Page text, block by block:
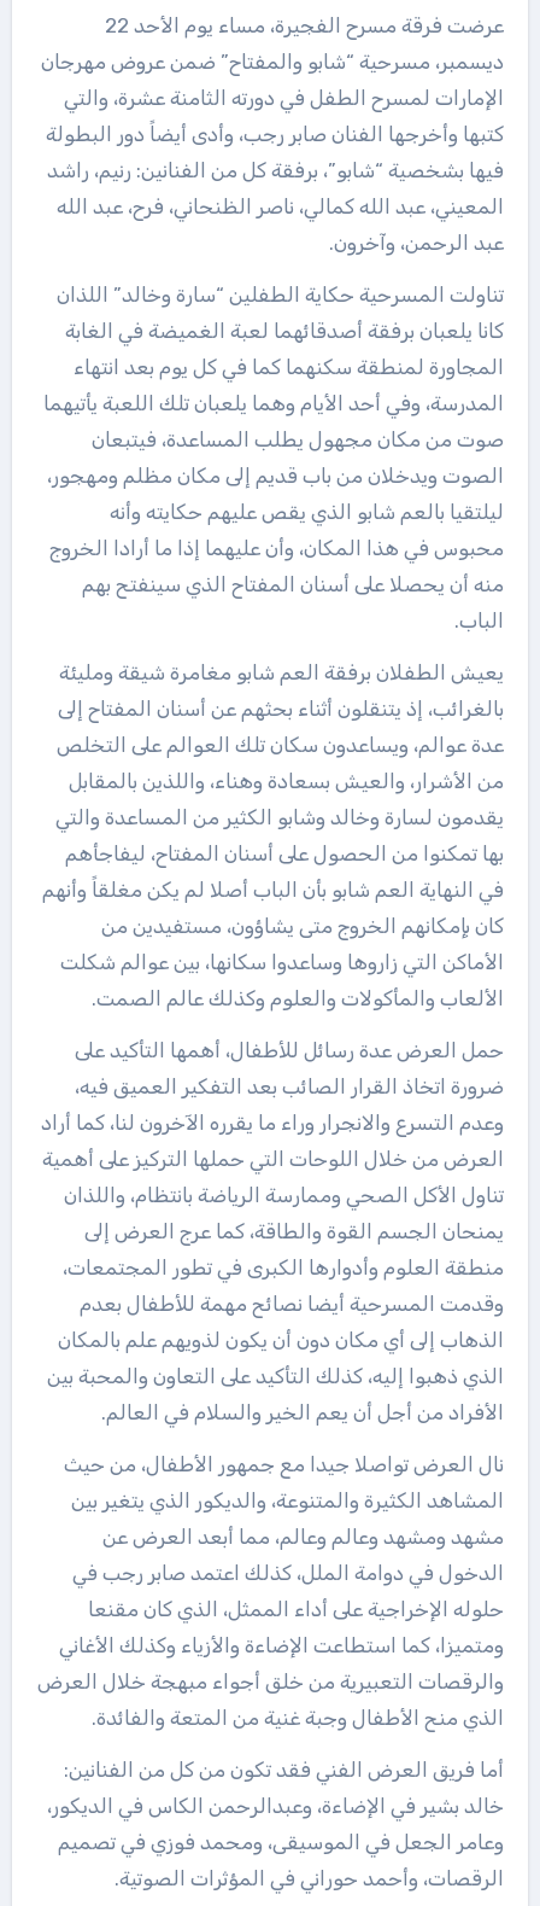
عرضت فرقة مسرح الفجيرة، مساء يوم الأحد 22
ديسمبر، مسرحية “شابو والمفتاح” ضمن عروض مهرجان
الإمارات لمسرح الطفل في دورته الثامنة عشرة، والتي
كتبها وأخرجها الفنان صابر رجب، وأدى أيضاً دور البطولة
فيها بشخصية “شابو”، برفقة كل من الفنانين: رنيم، راشد
المعيني، عبد الله كمالي، ناصر الظنحاني، فرح، عبد الله
عبد الرحمن، وآخرون.
تناولت المسرحية حكاية الطفلين “سارة وخالد” اللذان
كانا يلعبان برفقة أصدقائهما لعبة الغميضة في الغابة
المجاورة لمنطقة سكنهما كما في كل يوم بعد انتهاء
المدرسة، وفي أحد الأيام وهما يلعبان تلك اللعبة يأتيهما
صوت من مكان مجهول يطلب المساعدة، فيتبعان
الصوت ويدخلان من باب قديم إلى مكان مظلم ومهجور،
ليلتقيا بالعم شابو الذي يقص عليهم حكايته وأنه
محبوس في هذا المكان، وأن عليهما إذا ما أرادا الخروج
منه أن يحصلا على أسنان المفتاح الذي سينفتح بهم
الباب.
يعيش الطفلان برفقة العم شابو مغامرة شيقة ومليئة
بالغرائب، إذ يتنقلون أثناء بحثهم عن أسنان المفتاح إلى
عدة عوالم، ويساعدون سكان تلك العوالم على التخلص
من الأشرار، والعيش بسعادة وهناء، واللذين بالمقابل
يقدمون لسارة وخالد وشابو الكثير من المساعدة والتي
بها تمكنوا من الحصول على أسنان المفتاح، ليفاجأهم
في النهاية العم شابو بأن الباب أصلا لم يكن مغلقاً وأنهم
كان بإمكانهم الخروج متى يشاؤون، مستفيدين من
الأماكن التي زاروها وساعدوا سكانها، بين عوالم شكلت
الألعاب والمأكولات والعلوم وكذلك عالم الصمت.
حمل العرض عدة رسائل للأطفال، أهمها التأكيد على
ضرورة اتخاذ القرار الصائب بعد التفكير العميق فيه،
وعدم التسرع والانجرار وراء ما يقرره الآخرون لنا، كما أراد
العرض من خلال اللوحات التي حملها التركيز على أهمية
تناول الأكل الصحي وممارسة الرياضة بانتظام، واللذان
يمنحان الجسم القوة والطاقة، كما عرج العرض إلى
منطقة العلوم وأدوارها الكبرى في تطور المجتمعات،
وقدمت المسرحية أيضا نصائح مهمة للأطفال بعدم
الذهاب إلى أي مكان دون أن يكون لذويهم علم بالمكان
الذي ذهبوا إليه، كذلك التأكيد على التعاون والمحبة بين
الأفراد من أجل أن يعم الخير والسلام في العالم.
نال العرض تواصلا جيدا مع جمهور الأطفال، من حيث
المشاهد الكثيرة والمتنوعة، والديكور الذي يتغير بين
مشهد ومشهد وعالم وعالم، مما أبعد العرض عن
الدخول في دوامة الملل، كذلك اعتمد صابر رجب في
حلوله الإخراجية على أداء الممثل، الذي كان مقنعا
ومتميزا، كما استطاعت الإضاءة والأزياء وكذلك الأغاني
والرقصات التعبيرية من خلق أجواء مبهجة خلال العرض
الذي منح الأطفال وجبة غنية من المتعة والفائدة.
أما فريق العرض الفني فقد تكون من كل من الفنانين:
خالد بشير في الإضاءة، وعبدالرحمن الكاس في الديكور،
وعامر الجعل في الموسيقى، ومحمد فوزي في تصميم
الرقصات، وأحمد حوراني في المؤثرات الصوتية.